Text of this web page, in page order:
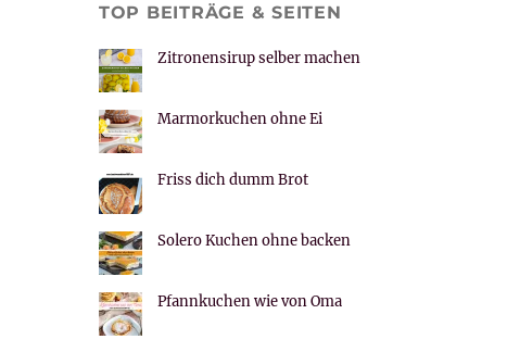
TOP BEITRÄGE & SEITEN
Zitronensirup selber machen
Marmorkuchen ohne Ei
Friss dich dumm Brot
Solero Kuchen ohne backen
Pfannkuchen wie von Oma